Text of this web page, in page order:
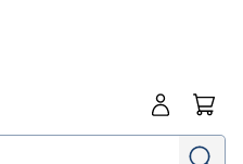
Iniciar